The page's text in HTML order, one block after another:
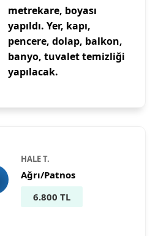
metrekare, boyası
yapıldı. Yer, kapı,
pencere, dolap, balkon,
banyo, tuvalet temizliği
yapılacak.
HALE T.
Ağrı/Patnos
6.800 TL